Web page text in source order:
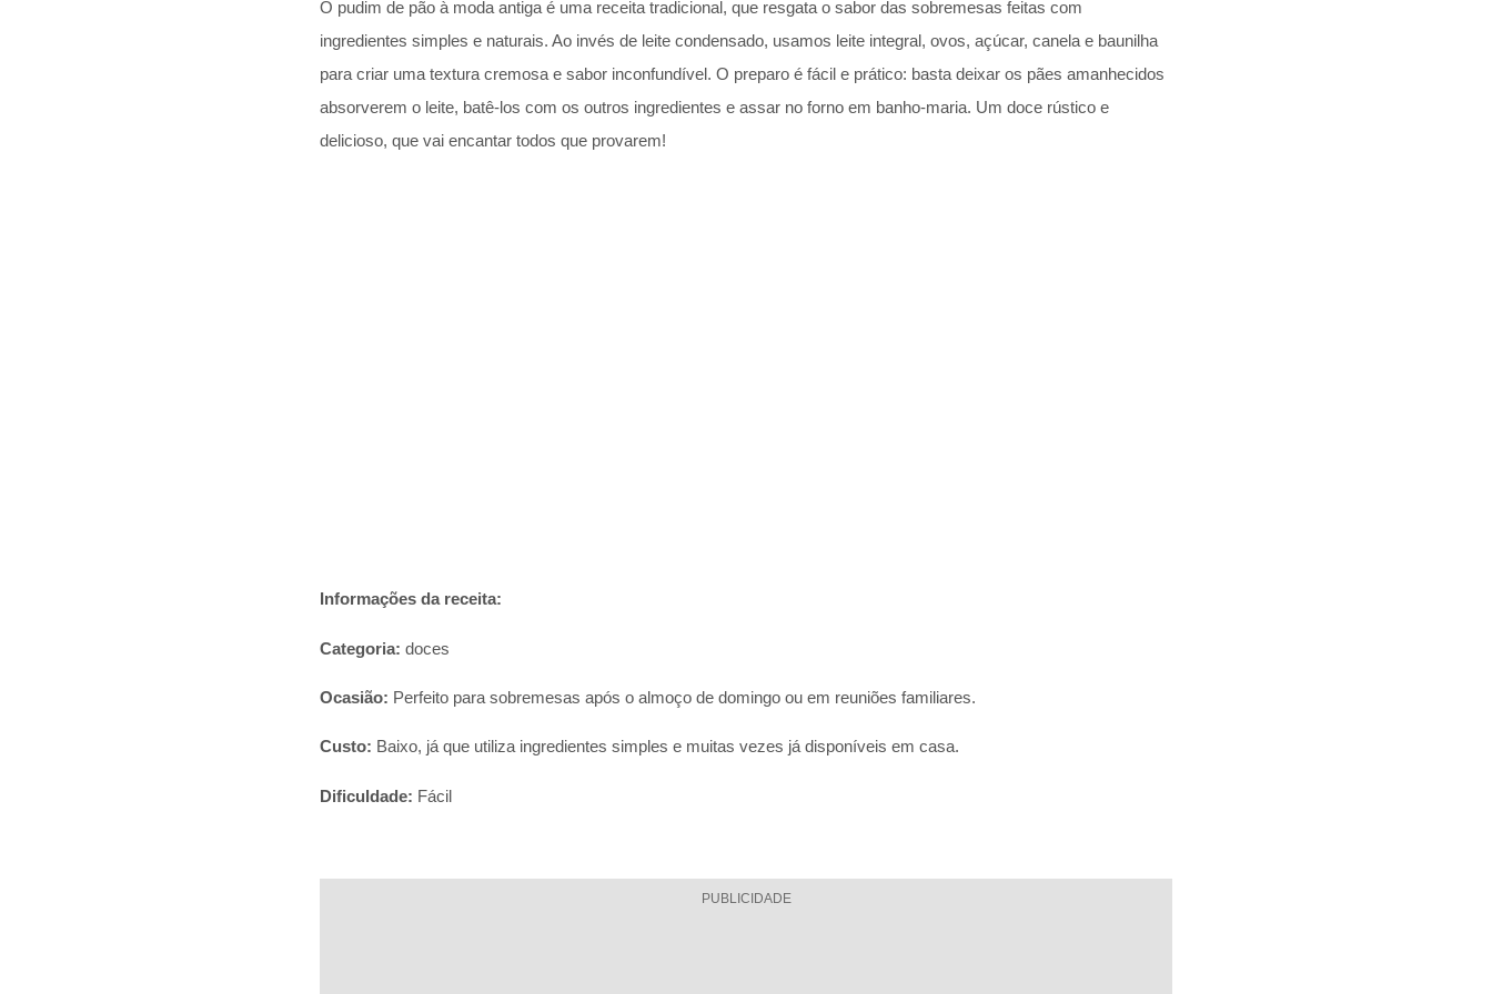
O pudim de pão à moda antiga é uma receita tradicional, que resgata o sabor das sobremesas feitas com
ingredientes simples e naturais. Ao invés de leite condensado, usamos leite integral, ovos, açúcar, canela e baunilha
para criar uma textura cremosa e sabor inconfundível. O preparo é fácil e prático: basta deixar os pães amanhecidos
absorverem o leite, batê-los com os outros ingredientes e assar no forno em banho-maria. Um doce rústico e
delicioso, que vai encantar todos que provarem!
Informações da receita:
Categoria: doces
Ocasião: Perfeito para sobremesas após o almoço de domingo ou em reuniões familiares.
Custo: Baixo, já que utiliza ingredientes simples e muitas vezes já disponíveis em casa.
Dificuldade: Fácil
PUBLICIDADE